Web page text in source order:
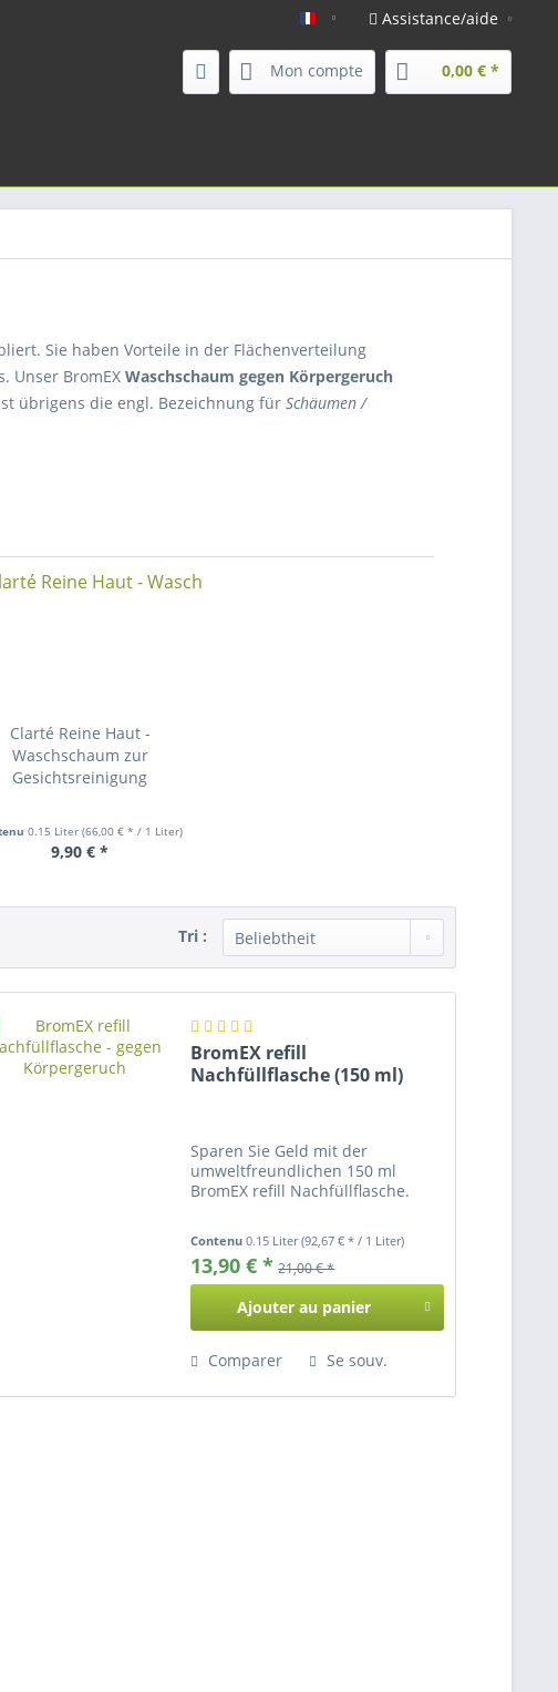
koerperpflege.com - FR
Assistance/aide
Mon compte 0,00 € *
Sie haben Vorteile in der Flächenverteilung
Unser BromEX Waschschaum gegen Körpergeruch
übrigens die engl. Bezeichnung für Schäumen /
Clarté Reine Haut -
Waschschaum zur
Gesichtsreinigung
0.15 Liter (66,00 € * / 1 Liter)
9,90 € *
Tri :
BromEX refill
Nachfüllflasche (150 ml)
Sparen Sie Geld mit der
umweltfreundlichen 150 ml
BromEX refill Nachfüllflasche.
Contenu0.15 Liter(92,67 € * / 1 Liter)
13,90 € * 21,00 € *
Ajouter au panier
Comparer Se souv.